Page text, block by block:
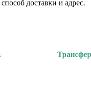
доставки и адрес.